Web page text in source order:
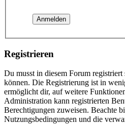
Registrieren
Du musst in diesem Forum
können. Die Registrierung ist in
ermöglicht dir, auf weitere
Administration kann registrierten
Berechtigungen zuweisen. Beachte
Nutzungsbedingungen und die